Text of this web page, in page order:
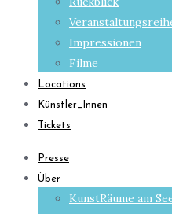
Impressionen
Filme
Locations
Künstler_Innen
Tickets
Presse
Über
KunstRäume am